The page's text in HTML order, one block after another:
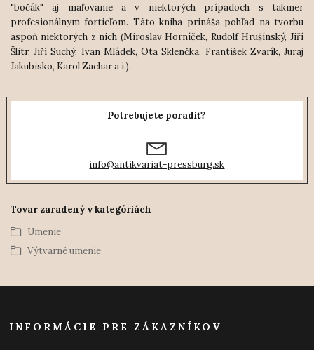
"bočák" aj maľovanie a v niektorých prípadoch s takmer
profesionálnym fortieľom. Táto kniha prináša pohľad na tvorbu
aspoň niektorých z nich (Miroslav Horníček, Rudolf Hrušínský, Jiří
Šlitr, Jiří Suchý, Ivan Mládek, Ota Sklenčka, František Zvarík, Juraj
Jakubisko, Karol Zachar a i.).
Potrebujete poradiť?
info@antikvariat-pressburg.sk
Tovar zaradený v kategóriách
Umenie
Výtvarné umenie
INFORMÁCIE PRE ZÁKAZNÍKOV